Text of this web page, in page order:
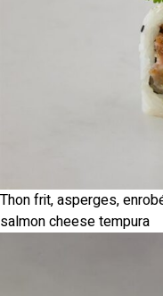
Thon frit, asperges,
salmon cheese tempura